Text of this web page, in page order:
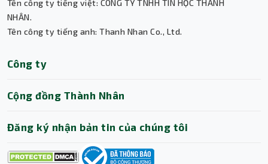
Tên công ty tiếng việt: CÔNG TY TNHH TIN HỌC THÀNH
NHÂN.
Tên công ty tiếng anh: Thanh Nhan Co., Ltd.
Công ty
Cộng đồng Thành Nhân
Đăng ký nhận bản tin của chúng tôi
Trợ lý AI • Phản hồi tức thì